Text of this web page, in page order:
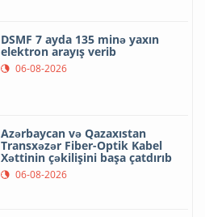
DSMF 7 ayda 135 minə yaxın
elektron arayış verib
06-08-2026
Azərbaycan və Qazaxıstan
Transxəzər Fiber-Optik Kabel
Xəttinin çəkilişini başa çatdırıb
06-08-2026